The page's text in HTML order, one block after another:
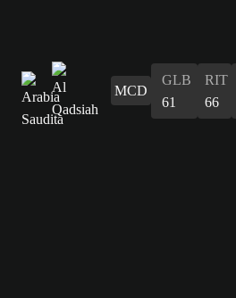
MCD
GLB
61
RIT
66